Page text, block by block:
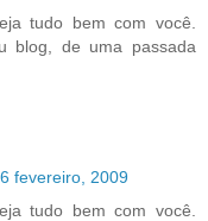
tudo bem com você.
blog, de uma passada
fevereiro, 2009
tudo bem com você.